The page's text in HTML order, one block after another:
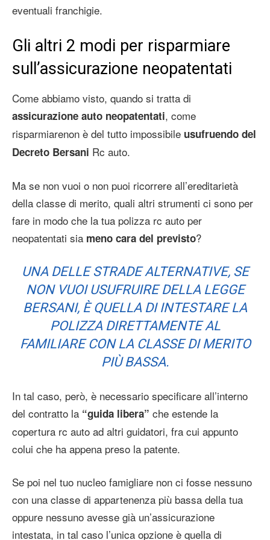
eventuali franchigie.
Gli altri 2 modi per risparmiare
sull’assicurazione neopatentati
Come abbiamo visto, quando si tratta di
assicurazione auto neopatentati, come
risparmiarenon è del tutto impossibile usufruendo del
Decreto Bersani Rc auto.
Ma se non vuoi o non puoi ricorrere all’ereditarietà
della classe di merito, quali altri strumenti ci sono per
fare in modo che la tua polizza rc auto per
neopatentati sia meno cara del previsto?
UNA DELLE STRADE ALTERNATIVE, SE
NON VUOI USUFRUIRE DELLA LEGGE
BERSANI, È QUELLA DI INTESTARE LA
POLIZZA DIRETTAMENTE AL
FAMILIARE CON LA CLASSE DI MERITO
PIÙ BASSA.
In tal caso, però, è necessario specificare all’interno
del contratto la “guida libera” che estende la
copertura rc auto ad altri guidatori, fra cui appunto
colui che ha appena preso la patente.
Se poi nel tuo nucleo famigliare non ci fosse nessuno
con una classe di appartenenza più bassa della tua
oppure nessuno avesse già un’assicurazione
intestata, in tal caso l’unica opzione è quella di